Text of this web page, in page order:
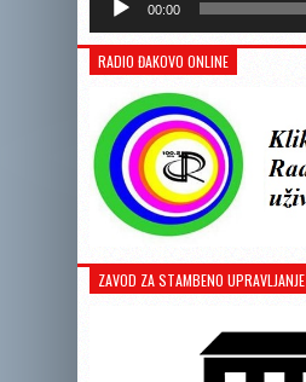
00:00
RADIO ĐAKOVO ONLINE
ZAVOD ZA STAMBENO UPRAVLJANJE